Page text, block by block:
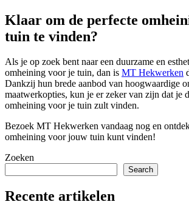
Klaar om de perfecte
tuin te vinden?
Als je op zoek bent naar een duurzame en
omheining voor je tuin, dan is MT Hekwerken
Dankzij hun brede aanbod van hoogwaardige
maatwerkopties, kun je er zeker van zijn dat je
omheining voor je tuin zult vinden.
Bezoek MT Hekwerken vandaag nog en
omheining voor jouw tuin kunt vinden!
Zoeken
Search
Recente artikelen